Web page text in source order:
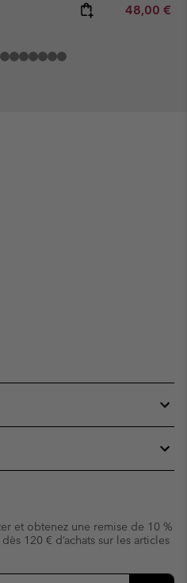
Minimum
48,00 €
et obtenez une remise de 10 %
120 € d’achats sur les articles